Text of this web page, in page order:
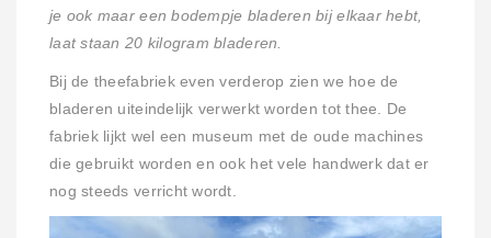
je ook maar een bodempje bladeren bij elkaar hebt,
laat staan 20 kilogram bladeren.
Bij de theefabriek even verderop zien we hoe de
bladeren uiteindelijk verwerkt worden tot thee. De
fabriek lijkt wel een museum met de oude machines
die gebruikt worden en ook het vele handwerk dat er
nog steeds verricht wordt.